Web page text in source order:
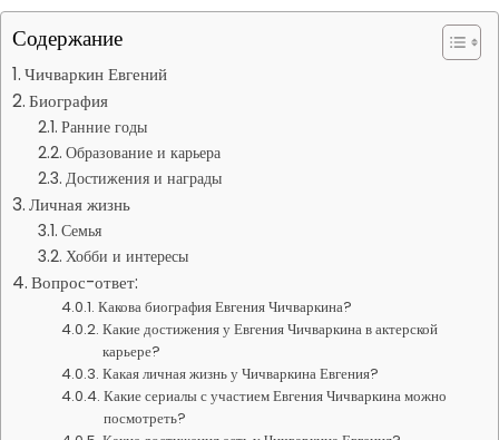
Содержание
Чичваркин Евгений
Биография
Ранние годы
Образование и карьера
Достижения и награды
Личная жизнь
Семья
Хобби и интересы
Вопрос-ответ:
Какова биография Евгения Чичваркина?
Какие достижения у Евгения Чичваркина в актерской
карьере?
Какая личная жизнь у Чичваркина Евгения?
Какие сериалы с участием Евгения Чичваркина можно
посмотреть?